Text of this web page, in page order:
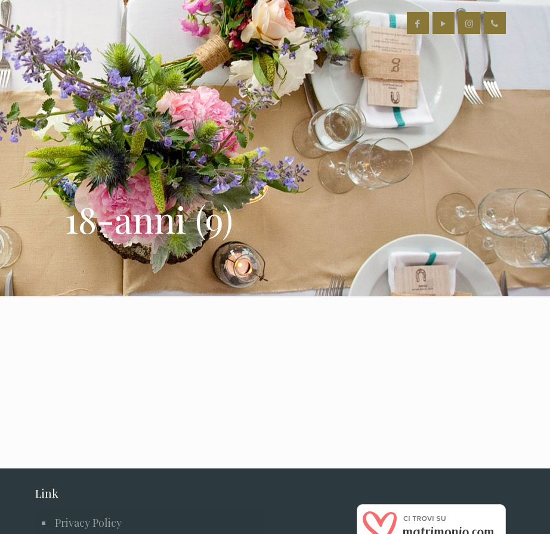
18-anni (9)
Link
Privacy Policy